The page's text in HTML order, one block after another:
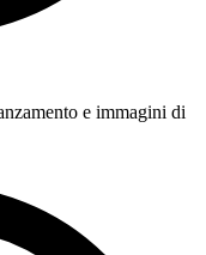
e immagini di